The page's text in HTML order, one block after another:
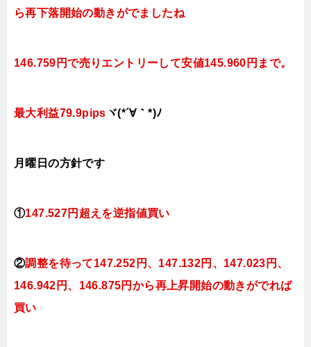
ら再下落開始の動きがでましたね
146.759円で売りエントリーして安値145.960円まで。
最大利益79.9pips ヾ(*´∀｀*)ﾉ
月曜日の方針です
①147.527円超えを逆指値買い
②調整を待って147.252 円、147.132円、147.023円、
146.942円、146.875円から再上昇開始の動きがでれば
買い